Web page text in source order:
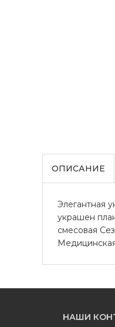
ОПИСАНИЕ
Элегантная
украшен
смесовая
НАШИ